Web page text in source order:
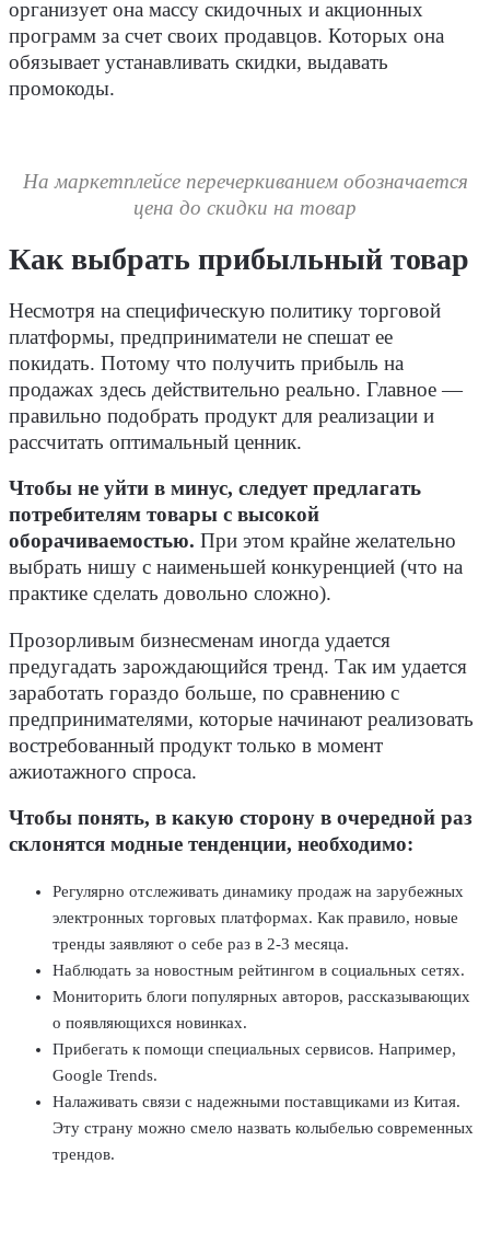
организует она массу скидочных и акционных
программ за счет своих продавцов. Которых она
обязывает устанавливать скидки, выдавать
промокоды.
На маркетплейсе перечеркиванием обозначается
цена до скидки на товар
Как выбрать прибыльный товар
Несмотря на специфическую политику торговой
платформы, предприниматели не спешат ее
покидать. Потому что получить прибыль на
продажах здесь действительно реально. Главное —
правильно подобрать продукт для реализации и
рассчитать оптимальный ценник.
Чтобы не уйти в минус, следует предлагать
потребителям товары с высокой
оборачиваемостью. При этом крайне желательно
выбрать нишу с наименьшей конкуренцией (что на
практике сделать довольно сложно).
Прозорливым бизнесменам иногда удается
предугадать зарождающийся тренд. Так им удается
заработать гораздо больше, по сравнению с
предпринимателями, которые начинают реализовать
востребованный продукт только в момент
ажиотажного спроса.
Чтобы понять, в какую сторону в очередной раз
склонятся модные тенденции, необходимо:
Регулярно отслеживать динамику продаж на зарубежных
электронных торговых платформах. Как правило, новые
тренды заявляют о себе раз в 2-3 месяца.
Наблюдать за новостным рейтингом в социальных сетях.
Мониторить блоги популярных авторов, рассказывающих
о появляющихся новинках.
Прибегать к помощи специальных сервисов. Например,
Google Trends.
Налаживать связи с надежными поставщиками из Китая.
Эту страну можно смело назвать колыбелью современных
трендов.